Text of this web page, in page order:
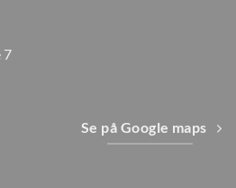
7
Se på Google maps